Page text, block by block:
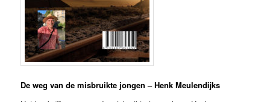
De weg van de misbruikte jongen – Henk Meulendijks